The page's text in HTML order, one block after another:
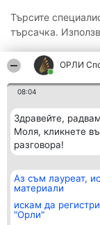
ОРЛИ
08:04
Здравейте,
Моля, кликнете
разговора!
Аз съм лауреат,
материали
искам да
"Орли"
Търсите
търсачка.
Организатор на
класиране
BulevardulAleea Timișul De
Sus Nr. 2, Bl. A30, Sc. A, Et.